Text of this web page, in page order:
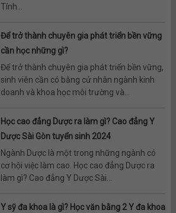
Tính...
Để trở thành chuyên gia phát triển bền vững
cần học những gì?
Để trở thành chuyên gia phát triển bền vững,
sinh viên cần có bằng cử nhân ngành kinh
doanh và khoa học môi trường và...
Học cao đẳng Dược ra làm gì? Cao đẳng Y
Dược Sài Gòn tuyển sinh 2024
Ngành Dược là một trong những ngành có
cơ hội việc làm cao. Học cao đẳng Dược ra
làm gì? Cao đẳng Y Dược Sài...
Y sỹ đa khoa là gì? Học văn bằng 2 Y đa khoa